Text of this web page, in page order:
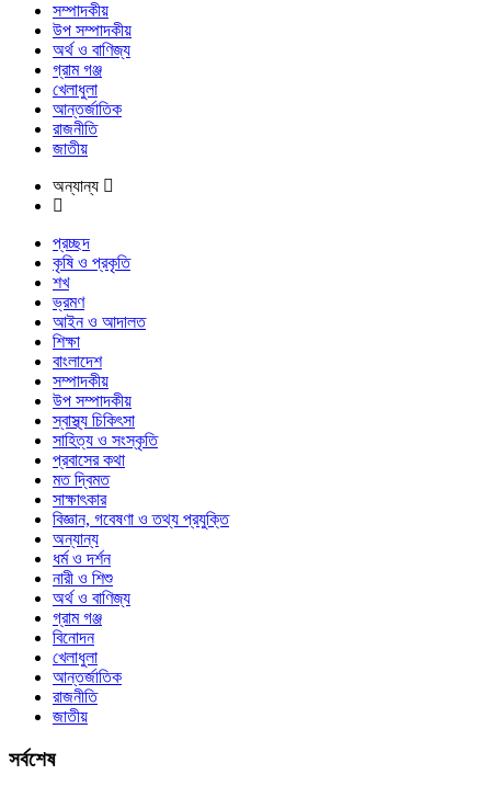
সম্পাদকীয়
উপ সম্পাদকীয়
অর্থ ও বাণিজ্য
গ্রাম গঞ্জ
খেলাধুলা
আন্তর্জাতিক
রাজনীতি
জাতীয়
অন্যান্য
প্রচ্ছদ
কৃষি ও প্রকৃতি
শখ
ভ্রমণ
আইন ও আদালত
শিক্ষা
বাংলাদেশ
সম্পাদকীয়
উপ সম্পাদকীয়
স্বাস্থ্য চিকিৎসা
সাহিত্য ও সংস্কৃতি
প্রবাসের কথা
মত দ্বিমত
সাক্ষাৎকার
বিজ্ঞান, গবেষণা ও তথ্য প্রযুক্তি
অন্যান্য
ধর্ম ও দর্শন
নারী ও শিশু
অর্থ ও বাণিজ্য
গ্রাম গঞ্জ
বিনোদন
খেলাধুলা
আন্তর্জাতিক
রাজনীতি
জাতীয়
সর্বশেষ